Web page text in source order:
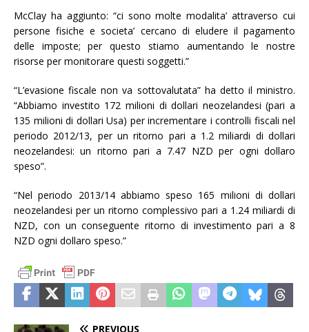
McClay ha aggiunto: “ci sono molte modalita’ attraverso cui
persone fisiche e societa’ cercano di eludere il pagamento
delle imposte; per questo stiamo aumentando le nostre
risorse per monitorare questi soggetti.”
“L’evasione fiscale non va sottovalutata” ha detto il ministro.
“Abbiamo investito 172 milioni di dollari neozelandesi (pari a
135 milioni di dollari Usa) per incrementare i controlli fiscali nel
periodo 2012/13, per un ritorno pari a 1.2 miliardi di dollari
neozelandesi: un ritorno pari a 7.47 NZD per ogni dollaro
speso”.
“Nel periodo 2013/14 abbiamo speso 165 milioni di dollari
neozelandesi per un ritorno complessivo pari a 1.24 miliardi di
NZD, con un conseguente ritorno di investimento pari a 8
NZD ogni dollaro speso.”
PREVIOUS